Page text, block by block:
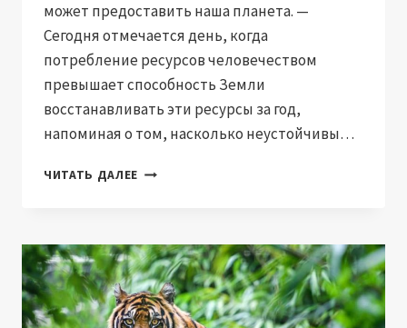
может предоставить наша планета. —
Сегодня отмечается день, когда
потребление ресурсов человечеством
превышает способность Земли
восстанавливать эти ресурсы за год,
напоминая о том, насколько неустойчивы…
ЧИТАТЬ ДАЛЕЕ ЧЕЛОВЕЧЕСТВО
РЕСУРСЫ
ЗЕМЛИ
К
2026
ГОДУ